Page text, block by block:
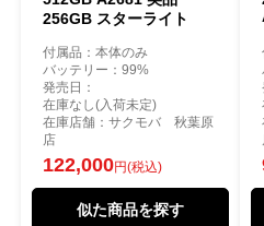
256GB スターライト
付属品：本体のみ
バッテリー：99%
発売日：
在庫なし(入荷未定)
在庫店舗：サクモバ 秋葉原
店
122,000円(税込)
似た商品を探す